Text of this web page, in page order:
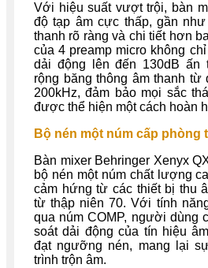
Với hiệu suất vượt trội, bàn
độ tạp âm cực thấp, gần
thanh rõ ràng và chi tiết hơn
của 4 preamp micro không
dải động lên đến 130dB ấn
rộng băng thông âm thanh
200kHz, đảm bảo mọi sắc
được thể hiện một cách hoàn
Bộ nén một núm cấp phòng
Bàn mixer Behringer Xenyx
bộ nén một núm chất lượng
cảm hứng từ các thiết bị thu
từ thập niên 70. Với tính
qua núm COMP, người dùng
soát dải động của tín hiệu
đạt ngưỡng nén, mang lại
trình trộn âm.